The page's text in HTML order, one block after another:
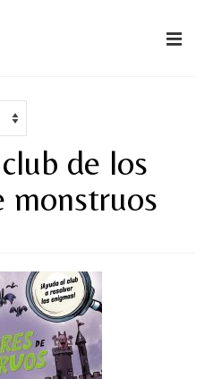
de los
monstruos